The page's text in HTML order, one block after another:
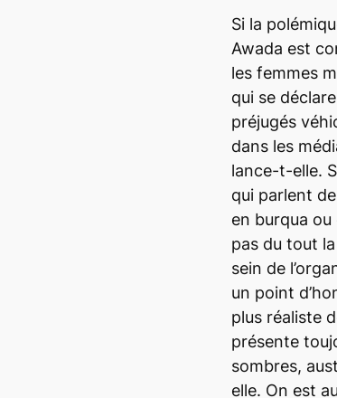
Si la
Awada est
les femmes
qui se
préjugés
dans les
lance-t-elle.
qui parlent
en burqua
pas du tout
sein de
un point
plus réaliste
présente
sombres,
elle. On est